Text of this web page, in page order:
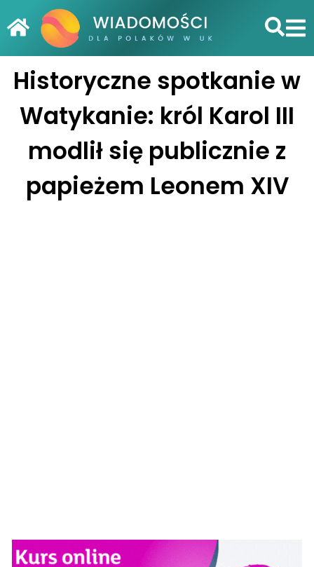
Historyczne spotkanie w
Watykanie: król Karol III
modlił się publicznie z
papieżem Leonem XIV